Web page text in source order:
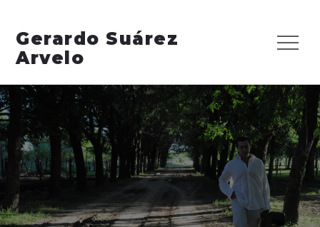
content
Gerardo Suárez
Arvelo
Menu